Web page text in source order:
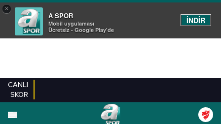
×
A SPOR
Mobil uygulaması
Ücretsiz - Google Play'de
İNDİR
CANLI
SKOR